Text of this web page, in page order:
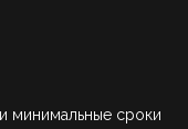
минимальные сроки